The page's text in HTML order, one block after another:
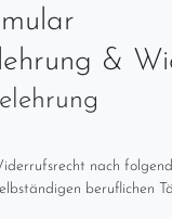
&
nach
beruflichen